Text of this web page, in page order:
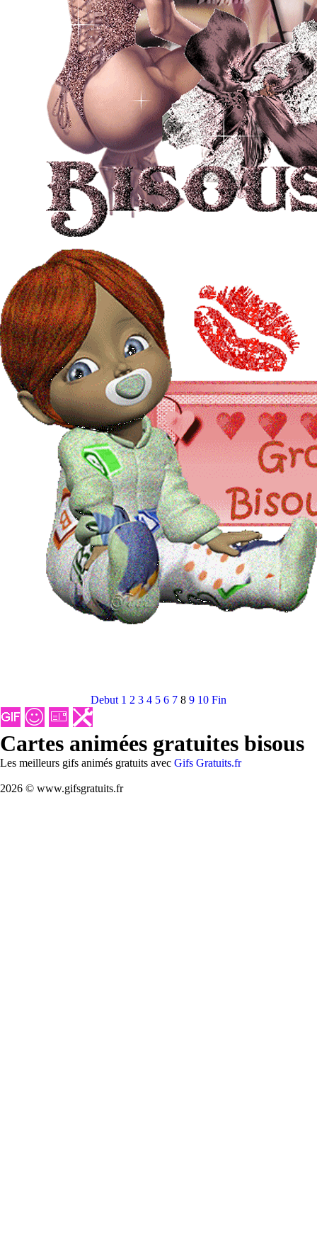
Debut 1 2 3 4 5 6 7 8 9 10 Fin
Cartes animées gratuites bisous
Les meilleurs gifs animés gratuits avec Gifs Gratuits.fr
2026 © www.gifsgratuits.fr